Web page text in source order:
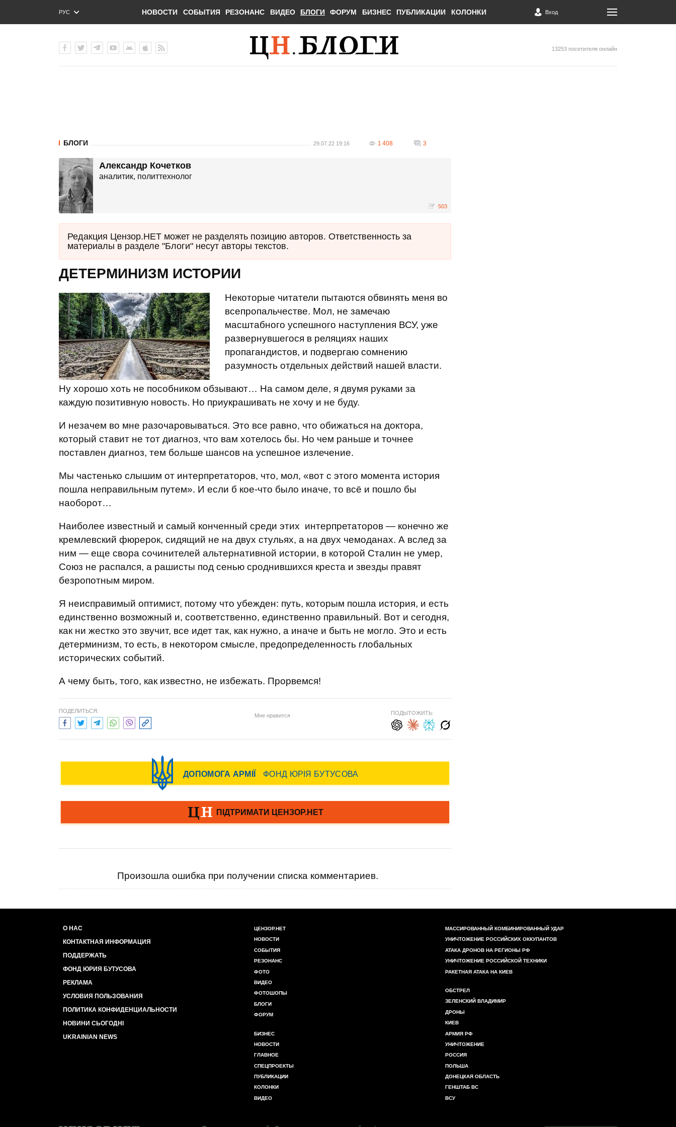
РУС
ENG
НОВОСТИ СОБЫТИЯ РЕЗОНАНС ВИДЕО БЛОГИ ФОРУМ БИЗНЕС ПУБЛИКАЦИИ КОЛОНКИ Вход
13253 посетителя онлайн
БЛОГИ 29.07.22 19:16 1 408 3
Александр Кочетков
аналитик, политтехнолог
503
Редакция Цензор.НЕТ может не разделять позицию авторов. Ответственность за
материалы в разделе "Блоги" несут авторы текстов.
ДЕТЕРМИНИЗМ ИСТОРИИ
Некоторые читатели пытаются обвинять меня во
всепропальчестве. Мол, не замечаю
масштабного успешного наступления ВСУ, уже
развернувшегося в реляциях наших
пропагандистов, и подвергаю сомнению
разумность отдельных действий нашей власти.
Ну хорошо хоть не пособником обзывают… На самом деле, я двумя руками за
каждую позитивную новость. Но приукрашивать не хочу и не буду.
И незачем во мне разочаровываться. Это все равно, что обижаться на доктора,
который ставит не тот диагноз, что вам хотелось бы. Но чем раньше и точнее
поставлен диагноз, тем больше шансов на успешное излечение.
Мы частенько слышим от интерпретаторов, что, мол, «вот с этого момента история
пошла неправильным путем». И если б кое-что было иначе, то всё и пошло бы
наоборот…
Наиболее известный и самый конченный среди этих интерпретаторов — конечно же
кремлевский фюрерок, сидящий не на двух стульях, а на двух чемоданах. А вслед за
ним — еще свора сочинителей альтернативной истории, в которой Сталин не умер,
Союз не распался, а рашисты под сенью сроднившихся креста и звезды правят
безропотным миром.
Я неисправимый оптимист, потому что убежден: путь, которым пошла история, и есть
единственно возможный и, соответственно, единственно правильный. Вот и сегодня,
как ни жестко это звучит, все идет так, как нужно, а иначе и быть не могло. Это и есть
детерминизм, то есть, в некотором смысле, предопределенность глобальных
исторических событий.
А чему быть, того, как известно, не избежать. Прорвемся!
ПОДЕЛИТЬСЯ:
Мне нравится ПОДЫТОЖИТЬ:
Произошла ошибка при получении списка комментариев.
О НАС
КОНТАКТНАЯ ИНФОРМАЦИЯ
ПОДДЕРЖАТЬ
ФОНД ЮРИЯ БУТУСОВА
РЕКЛАМА
УСЛОВИЯ ПОЛЬЗОВАНИЯ
ПОЛИТИКА КОНФИДЕНЦИАЛЬНОСТИ
НОВИНИ СЬОГОДНІ
UKRAINIAN NEWS
ЦЕНЗОР.НЕТ
НОВОСТИ
СОБЫТИЯ
РЕЗОНАНС
ФОТО
ВИДЕО
ФОТОШОПЫ
БЛОГИ
ФОРУМ
БИЗНЕС
НОВОСТИ
ГЛАВНОЕ
СПЕЦПРОЕКТЫ
ПУБЛИКАЦИИ
КОЛОНКИ
ВИДЕО
МАССИРОВАННЫЙ КОМБИНИРОВАННЫЙ УДАР
УНИЧТОЖЕНИЕ РОССИЙСКИХ ОККУПАНТОВ
АТАКА ДРОНОВ НА РЕГИОНЫ РФ
УНИЧТОЖЕНИЕ РОССИЙСКОЙ ТЕХНИКИ
РАКЕТНАЯ АТАКА НА КИЕВ
ОБСТРЕЛ
ЗЕЛЕНСКИЙ ВЛАДИМИР
ДРОНЫ
КИЕВ
АРМИЯ РФ
УНИЧТОЖЕНИЕ
РОССИЯ
ПОЛЬША
ДОНЕЦКАЯ ОБЛАСТЬ
ГЕНШТАБ ВС
ВСУ